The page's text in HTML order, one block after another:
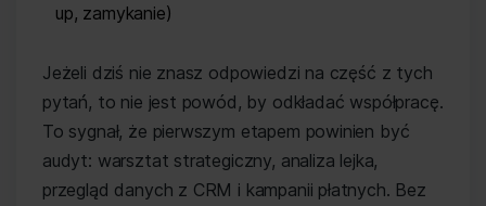
up, zamykanie)
Jeżeli dziś nie znasz odpowiedzi na część z tych
pytań, to nie jest powód, by odkładać współpracę.
To sygnał, że pierwszym etapem powinien być
audyt: warsztat strategiczny, analiza lejka,
przegląd danych z CRM i kampanii płatnych. Bez